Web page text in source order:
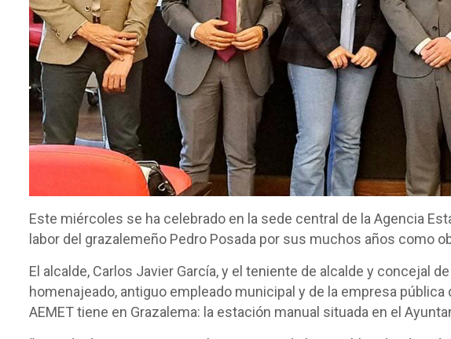
Este miércoles se ha celebrado en la sede central de la Agencia
labor del grazalemeño Pedro Posada por sus muchos años como
El alcalde, Carlos Javier García, y el teniente de alcalde y concejal
homenajeado, antiguo empleado municipal y de la empresa
AEMET tiene en Grazalema: la estación manual situada en el